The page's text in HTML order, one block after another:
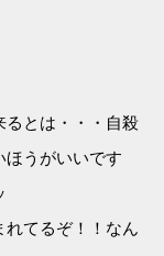
るとは・・・自殺
ほうがいいです
れてるぞ！！なん